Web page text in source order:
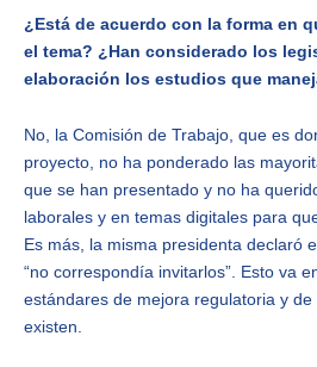
¿Está de acuerdo con la forma en
el tema? ¿Han considerado los
elaboración los estudios que
No, la Comisión de Trabajo, que es
proyecto, no ha ponderado las
que se han presentado y no ha
laborales y en temas digitales para
Es más, la misma presidenta declaró
“no correspondía invitarlos”. Esto va
estándares de mejora regulatoria y
existen.